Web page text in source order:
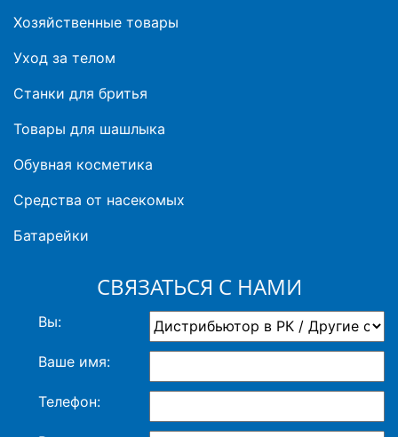
Хозяйственные товары
Уход за телом
Станки для бритья
Товары для шашлыка
Обувная косметика
Средства от насекомых
Батарейки
СВЯЗАТЬСЯ С НАМИ
Вы:
Ваше имя:
Телефон: